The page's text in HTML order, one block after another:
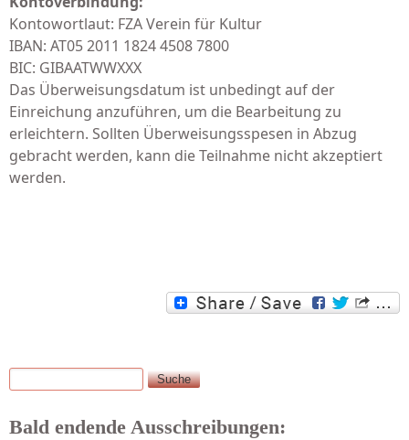
Kontowortlaut: FZA Verein für Kultur
IBAN: AT05 2011 1824 4508 7800
BIC: GIBAATWWXXX
Das Überweisungsdatum ist unbedingt auf der
Einreichung anzuführen, um die Bearbeitung zu
erleichtern. Sollten Überweisungsspesen in Abzug
gebracht werden, kann die Teilnahme nicht akzeptiert
werden.
Suchformular
Suche
Bald endende Ausschreibungen: